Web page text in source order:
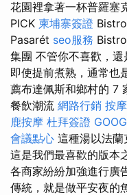
花園裡拿著一杯普羅塞
PICK 柬埔寨簽證 Bistro
Pasarét seo服務 Bistro
集團 不管你不喜歡，
即使提前煮熟，通常也
薦布達佩斯和鄉村的 7
餐飲潮流 網路行銷 按
鹿按摩 杜拜簽證
會議點心 這種湯以法蘭
這是我們最喜歡的版本
各商家紛紛加強進行廣
傳統，就是做平安夜的